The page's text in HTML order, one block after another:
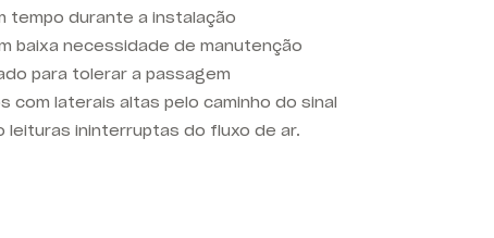
tempo durante a instalação
baixa necessidade de manutenção
para tolerar a passagem
com laterais altas pelo caminho do sinal
leituras ininterruptas do fluxo de ar.